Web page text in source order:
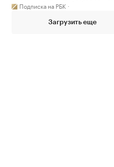
Подписка на РБК
Загрузить еще